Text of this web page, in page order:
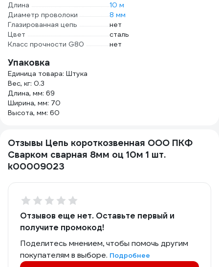
Длина
10 м
Диаметр проволоки
8 мм
Глазированная цепь
нет
Цвет
сталь
Класс прочности G80
нет
Упаковка
Единица товара: Штука
Вес, кг: 0.3
Длина, мм: 69
Ширина, мм: 70
Высота, мм: 60
Отзывы Цепь короткозвенная ООО ПКФ
Сварком сварная 8мм оц 10м 1 шт.
k00009023
Отзывов еще нет. Оставьте первый и
получите промокод!
Поделитесь мнением, чтобы помочь другим
покупателям в выборе. Подробнее